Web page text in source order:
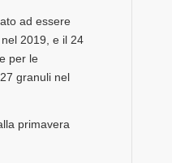
ad essere
2019, e il 24
per le
granuli nel
primavera